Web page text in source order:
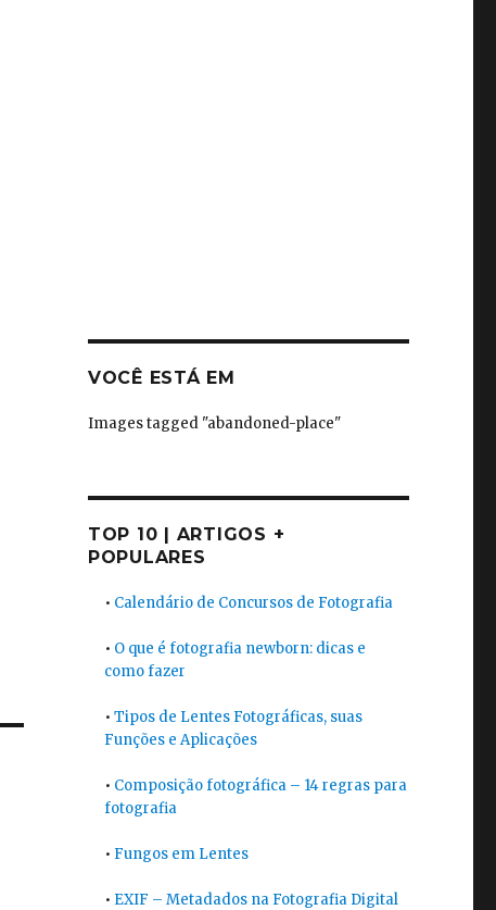
VOCÊ ESTÁ EM
Images tagged "abandoned-place"
TOP 10 | ARTIGOS +
POPULARES
• Calendário de Concursos de Fotografia
• O que é fotografia newborn: dicas e
como fazer
• Tipos de Lentes Fotográficas, suas
Funções e Aplicações
• Composição fotográfica – 14 regras para
fotografia
• Fungos em Lentes
• EXIF – Metadados na Fotografia Digital